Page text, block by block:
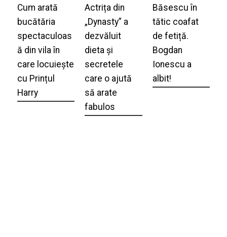
Cum arată
bucătăria
spectaculoas
ă din vila în
care locuiește
cu Prințul
Harry
Actrița din
„Dynasty” a
dezvăluit
dieta și
secretele
care o ajută
să arate
fabulos
Băsescu în
tătic coafat
de fetiță.
Bogdan
Ionescu a
albit!